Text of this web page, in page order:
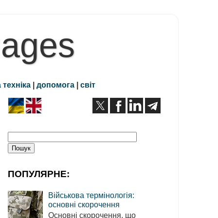
| допомога | світ
ПОПУЛЯРНЕ:
Військова термінологія:
основні скорочення
Основні скорочення, що